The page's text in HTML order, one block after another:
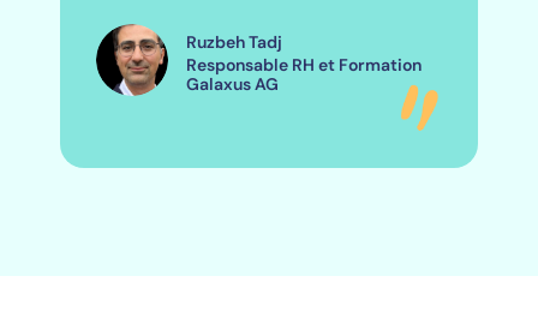
Ruzbeh Tadj
Responsable RH et Formation
Galaxus AG